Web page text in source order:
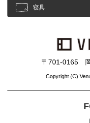
寝具
〒701-0165
Copyright (C)